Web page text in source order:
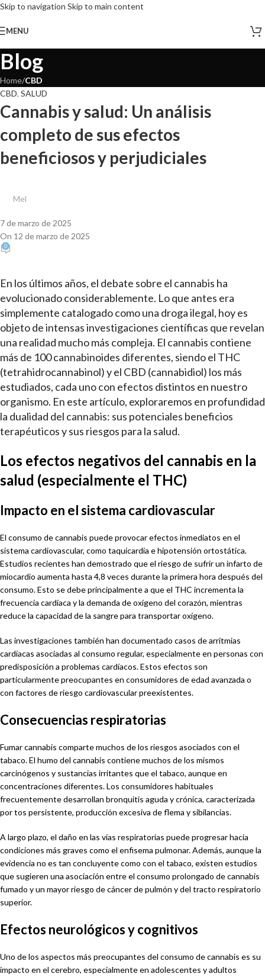
Skip to navigation Skip to main content
MENU
Blog
Home/CBD
CBD, SALUD
Cannabis y salud: Un análisis
completo de sus efectos
beneficiosos y perjudiciales
Mel
7 de marzo de 2025
On 12 de marzo de 2025
0
En los últimos años, el debate sobre el cannabis ha
evolucionado considerablemente. Lo que antes era
simplemente catalogado como una droga ilegal, hoy es
objeto de intensas investigaciones científicas que revelan
una realidad mucho más compleja. El cannabis contiene
más de 100 cannabinoides diferentes, siendo el THC
(tetrahidrocannabinol) y el CBD (cannabidiol) los más
estudiados, cada uno con efectos distintos en nuestro
organismo. En este artículo, exploraremos en profundidad
la dualidad del cannabis: sus potenciales beneficios
terapéuticos y sus riesgos para la salud.
Los efectos negativos del cannabis en la
salud (especialmente el THC)
Impacto en el sistema cardiovascular
El consumo de cannabis puede provocar efectos inmediatos en el
sistema cardiovascular, como taquicardia e hipotensión ortostática.
Estudios recientes han demostrado que el riesgo de sufrir un infarto de
miocardio aumenta hasta 4,8 veces durante la primera hora después del
consumo. Esto se debe principalmente a que el THC incrementa la
frecuencia cardíaca y la demanda de oxígeno del corazón, mientras
reduce la capacidad de la sangre para transportar oxígeno.
Las investigaciones también han documentado casos de arritmias
cardíacas asociadas al consumo regular, especialmente en personas con
predisposición a problemas cardíacos. Estos efectos son
particularmente preocupantes en consumidores de edad avanzada o
con factores de riesgo cardiovascular preexistentes.
Consecuencias respiratorias
Fumar cannabis comparte muchos de los riesgos asociados con el
tabaco. El humo del cannabis contiene muchos de los mismos
carcinógenos y sustancias irritantes que el tabaco, aunque en
concentraciones diferentes. Los consumidores habituales
frecuentemente desarrollan bronquitis aguda y crónica, caracterizada
por tos persistente, producción excesiva de flema y sibilancias.
A largo plazo, el daño en las vías respiratorias puede progresar hacia
condiciones más graves como el enfisema pulmonar. Además, aunque la
evidencia no es tan concluyente como con el tabaco, existen estudios
que sugieren una asociación entre el consumo prolongado de cannabis
fumado y un mayor riesgo de cáncer de pulmón y del tracto respiratorio
superior.
Efectos neurológicos y cognitivos
Uno de los aspectos más preocupantes del consumo de cannabis es su
impacto en el cerebro, especialmente en adolescentes y adultos